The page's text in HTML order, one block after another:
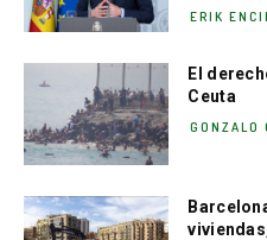
ERIK
El
Ceuta
GONZALO